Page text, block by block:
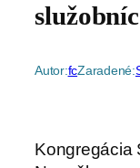
služobníc
Autor:fcZaradené:
Kongregácia